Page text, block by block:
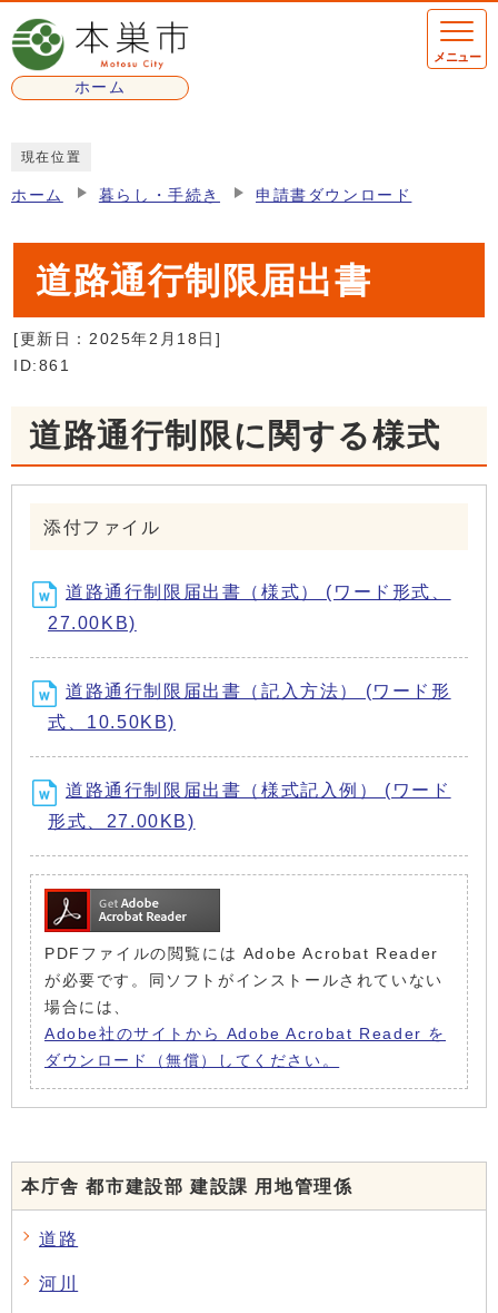
ページの先頭です
ホーム
メニュー
現在位置
ホーム 暮らし・手続き 申請書ダウンロード
道路通行制限届出書
[更新日： 2025年2月18日 ]
ID:861
道路通行制限に関する様式
添付ファイル
道路通行制限届出書（様式） (ワード形式、
27.00KB)
道路通行制限届出書（記入方法） (ワード形
式、10.50KB)
道路通行制限届出書（様式記入例） (ワード
形式、27.00KB)
PDFファイルの閲覧には Adobe Acrobat Reader
が必要です。同ソフトがインストールされていない
場合には、
Adobe社のサイトから Adobe Acrobat Reader を
ダウンロード（無償）してください。
本庁舎 都市建設部 建設課 用地管理係
道路
河川